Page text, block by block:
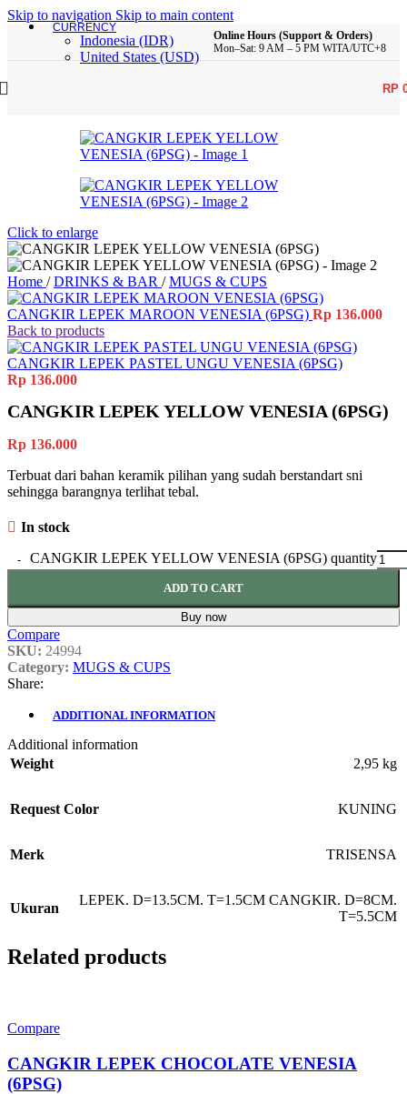
Skip to navigation Skip to main content
CURRENCY
Indonesia (IDR)
United States (USD)
Online Hours (Support & Orders)
Mon–Sat: 9 AM – 5 PM WITA/UTC+8
RP
Click to enlarge
Home / DRINKS & BAR / MUGS & CUPS
CANGKIR LEPEK MAROON VENESIA (6PSG) Rp 136.000
Back to products
CANGKIR LEPEK PASTEL UNGU VENESIA (6PSG)
Rp 136.000
CANGKIR LEPEK YELLOW VENESIA (6PSG)
Rp 136.000
Terbuat dari bahan keramik pilihan yang sudah berstandart sni
sehingga barangnya terlihat tebal.
In stock
CANGKIR LEPEK YELLOW VENESIA (6PSG) quantity
ADD TO CART
Buy now
Compare
SKU: 24994
Category: MUGS & CUPS
Share:
ADDITIONAL INFORMATION
Additional information
Weight
2,95 kg
Request Color KUNING
Merk TRISENSA
Ukuran
LEPEK. D=13.5CM. T=1.5CM CANGKIR. D=8CM.
T=5.5CM
Related products
Compare
CANGKIR LEPEK CHOCOLATE VENESIA
(6PSG)